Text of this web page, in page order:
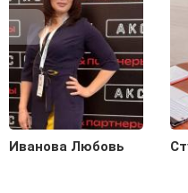
Иванова Любовь